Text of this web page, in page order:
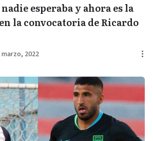
esperaba y ahora es la
la convocatoria de Ricardo
marzo, 2022